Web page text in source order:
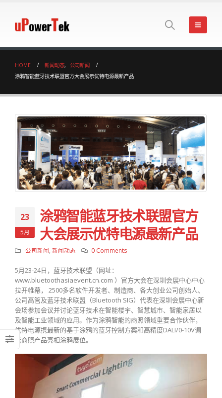
HOME 新闻动态,
公司新闻
涂鸦智能蓝牙技术联盟官方大会展示优特电源最新产品
23
5月
涂鸦智能蓝牙技术联盟官方
大会展示优特电源最新产品
公司新闻 新闻动态 0 Comments
5月23-24日，蓝牙技术联盟（网址：
www.bluetoothasiaevent.cn.com ）官方大会在深圳会展中心中心
拉开帷幕， 2500多名软件开发者、制造商、各大创业公司创始人、
公司高管及蓝牙技术联盟（Bluetooth SIG）代表在深圳会展中心新
会场参加会议并讨论蓝牙技术在智能楼宇、智慧城市、智能家居以
及智能工业领域的应用。作为涂鸦智能的商照领域重要合作伙伴，
优特电源携最新的基于涂鸦的蓝牙控制方案和高精度DALI/0-10V调
光商照产品亮相涂鸦展位。